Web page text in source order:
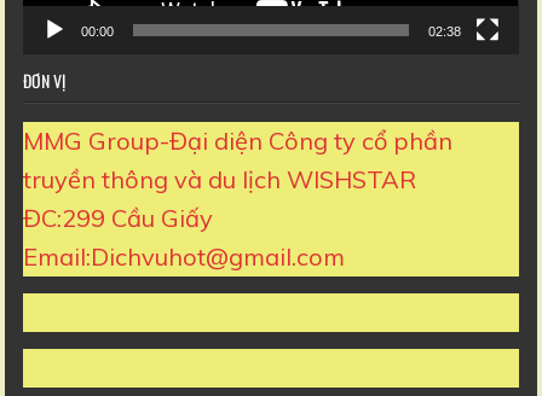
00:00 02:38
ĐƠN VỊ
MMG Group-Đại diện Công ty cổ phần
truyền thông và du lịch WISHSTAR
ĐC:299 Cầu Giấy
Email:Dichvuhot@gmail.com